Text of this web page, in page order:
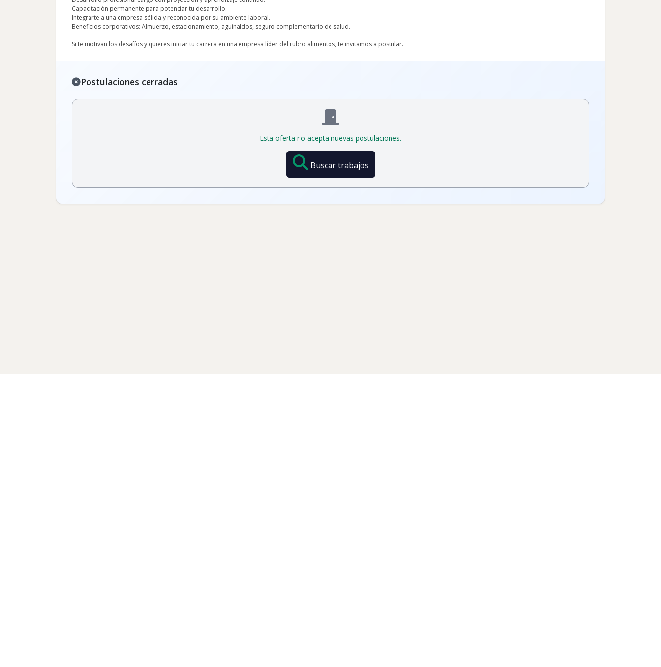
Capacitación permanente para potenciar tu desarrollo.
Integrarte a una empresa sólida y reconocida por su ambiente laboral.
Beneficios corporativos: Almuerzo, estacionamiento, aguinaldos, seguro complementario de salud.
Si te motivan los desafíos y quieres iniciar tu carrera en una empresa líder del rubro alimentos, te invitamos a postular.
Postulaciones cerradas
Esta oferta no acepta nuevas postulaciones.
Buscar trabajos